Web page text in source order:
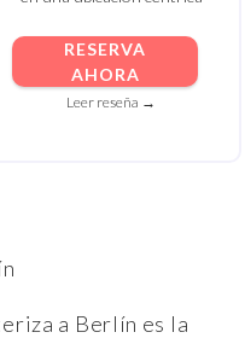
RESERVA
AHORA
Leer reseña →
a Berlín es la